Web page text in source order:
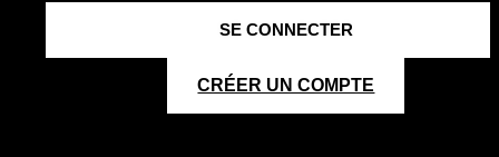
CRÉER UN COMPTE